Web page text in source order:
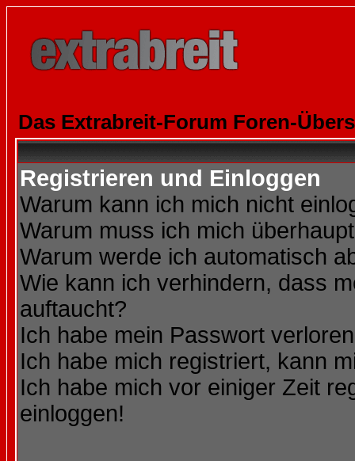
Das Extrabreit-Forum Foren-
Registrieren und Einloggen
Warum kann ich mich nicht
Warum muss ich mich
Warum werde ich automatisch
Wie kann ich verhindern, dass
auftaucht?
Ich habe mein Passwort
Ich habe mich registriert, kann
Ich habe mich vor einiger Zeit
einloggen!